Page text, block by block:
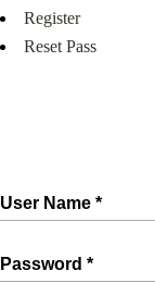
Register
Reset Pass